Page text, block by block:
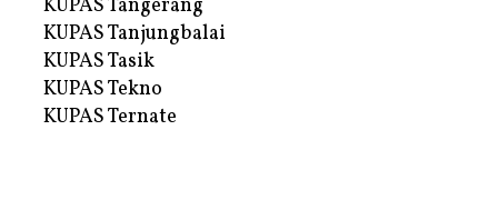
KUPAS Tangerang
KUPAS Tanjungbalai
KUPAS Tasik
KUPAS Tekno
KUPAS Ternate